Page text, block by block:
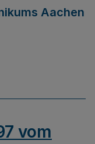
Aachen
vom